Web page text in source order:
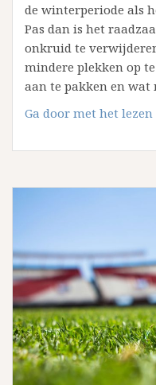
de winterperiode als
Pas dan is het
onkruid te
mindere plekken op
aan te pakken en
Ga door met het lezen